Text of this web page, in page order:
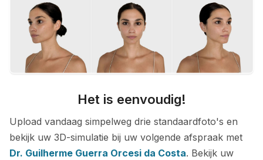
Het is eenvoudig!
Upload vandaag simpelweg drie standaardfoto's en
bekijk uw 3D-simulatie bij uw volgende afspraak met
Dr. Guilherme Guerra Orcesi da Costa. Bekijk uw